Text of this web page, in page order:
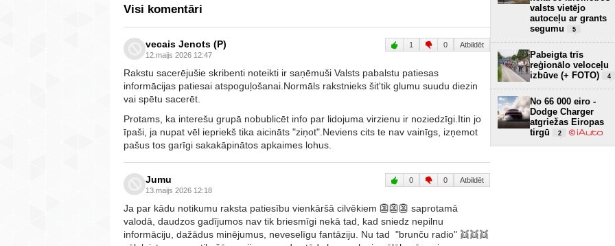
Visi komentāri
vecais Jenots (P)
12.maijs 2026 12:47
1 0 Atbildēt
Rakstu sacerējušie skribenti noteikti ir saņēmuši Valsts pabalstu patiesas
informācijas patiesai atspoguļošanai.Normāls rakstnieks šit'tik glumu suudu diezin
vai spētu sacerēt.
Protams, ka interešu grupā nobublicēt info par lidojuma virzienu ir noziedzīgi.Itin jo
īpaši, ja nupat vēl iepriekš tika aicināts "ziņot".Neviens cits te nav vainīgs, izņemot
pašus tos garīgi sakakāpinātos apkaimes lohus.
Jumu
13.maijs 2026 12:18
0 0 Atbildēt
Ja par kādu notikumu raksta patiesību vienkāršā cilvēkiem 👺👺👺 saprotamā
valodā, daudzos gadījumos nav tik briesmīgi nekā tad, kad sniedz nepilnu
informāciju, dažādus minējumus, neveselīgu fantāziju. Nu tad "brunču radio" 👯👯👯
valsts vietējo
autoceļu ar grants
segumu
5
Pabeigta trīs
reģionālo veloceļu
izbūve (+ FOTO)
4
No 66 000 eiro -
Dodge Charger
atgriežas Eiropas
tirgū
2